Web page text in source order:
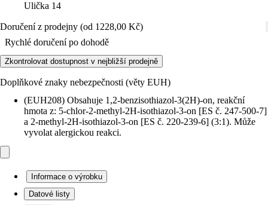
Ulička 14
Doručení z prodejny (od 1228,00 Kč)
Rychlé doručení po dohodě
Zkontrolovat dostupnost v nejbližší prodejně
Doplňkové znaky nebezpečnosti (věty EUH)
(EUH208) Obsahuje 1,2-benzisothiazol-3(2H)-on, reakční
hmota z: 5-chlor-2-methyl-2H-isothiazol-3-on [ES č. 247-500-7]
a 2-methyl-2H-isothiazol-3-on [ES č. 220-239-6] (3:1). Může
vyvolat alergickou reakci.
Informace o výrobku
Datové listy